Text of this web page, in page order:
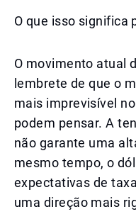
O que isso significa
O movimento atual
lembrete de que o
mais imprevisível
podem pensar. A
não garante uma
mesmo tempo, o
expectativas de
uma direção mais